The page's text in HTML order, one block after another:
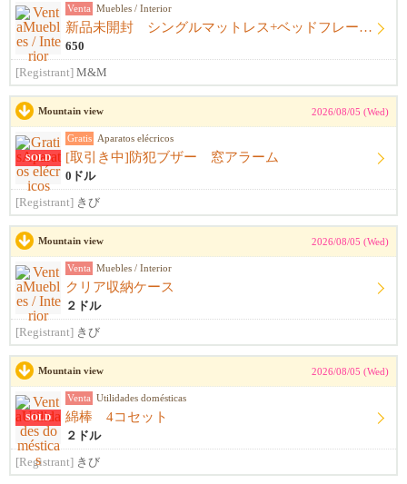
Venta Muebles / Interior
新品未開封 シングルマットレス+ベッドフレーム+シーツ
650
[Registrant] M&M
Mountain view 2026/08/05 (Wed)
SOLD
Gratis Aparatos elécricos
[取引き中]防犯ブザー 窓アラーム
0ドル
[Registrant] きび
Mountain view 2026/08/05 (Wed)
Venta Muebles / Interior
クリア収納ケース
２ドル
[Registrant] きび
Mountain view 2026/08/05 (Wed)
SOLD
Venta Utilidades domésticas
綿棒 4コセット
２ドル
[Registrant] きび